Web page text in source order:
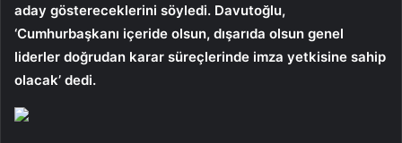
aday göstereceklerini söyledi. Davutoğlu,
‘Cumhurbaşkanı içeride olsun, dışarıda olsun genel
liderler doğrudan karar süreçlerinde imza yetkisine sahip
olacak’ dedi.